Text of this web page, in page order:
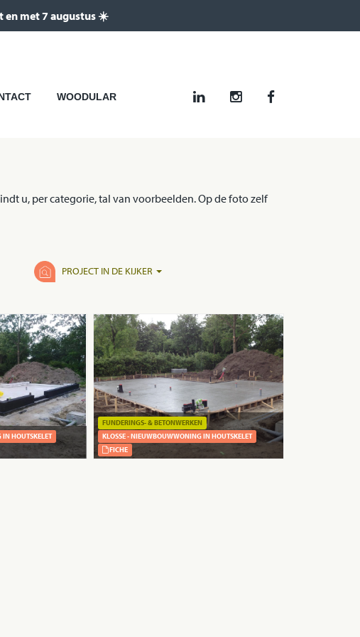
en met 7 augustus ☀️
WOODULAR
u, per categorie, tal van voorbeelden. Op de foto zelf
PROJECT IN DE KIJKER
HOUTSKELET
FUNDERINGS- & BETONWERKEN
KLOSSE - NIEUWBOUWWONING IN HOUTSKELET
FICHE